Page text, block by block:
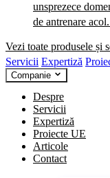
unsprezece
de antrenare
Vezi toate produsele și
Servicii Expertiză
Companie
Despre
Servicii
Expertiză
Proiecte UE
Articole
Contact